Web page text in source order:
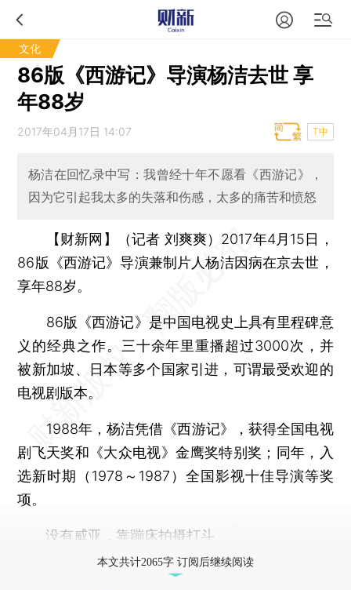
文化
86版《西游记》导演杨洁去世 享
年88岁
2017年04月17日 14:07 T中
杨洁在回忆录中写：我曾经十年不愿看《西游记》，
因为它引起我太多的失落和伤感，太多的痛苦和愤怒
【财新网】（记者 刘爽爽） 2017年4月15日，
86版《西游记》导演兼制片人杨洁因病在京去世，
享年88岁。
86版《西游记》是中国电视史上具有里程碑意
义的经典之作。三十余年里重播超过3000次，并
被新加坡、日本等多个国家引进，可谓最受欢迎的
电视剧版本。
1988年，杨洁凭借《西游记》，获得全国电视
剧飞天奖和《大众电视》金鹰奖特别奖；同年，入
选新时期（1978～1987）全国影视十佳导演等奖
项。
没有威亚，靠蹦床拍摄打斗
本文共计2065字 订阅后继续阅读